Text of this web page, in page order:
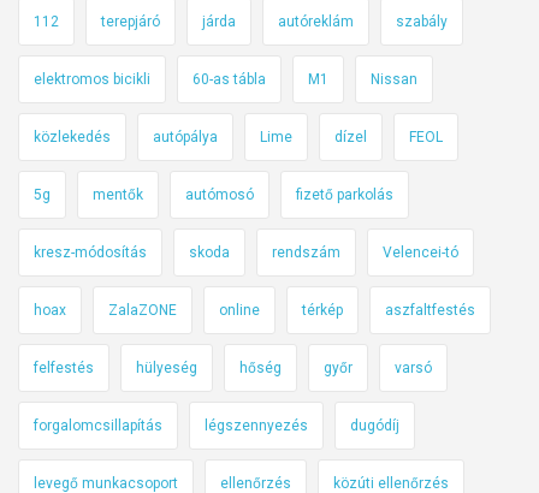
112 terepjáró járda autóreklám szabály
elektromos bicikli 60-as tábla M1 Nissan
közlekedés autópálya Lime dízel FEOL
5g mentők autómosó fizető parkolás
kresz-módosítás skoda rendszám Velencei-tó
hoax ZalaZONE online térkép aszfaltfestés
felfestés hülyeség hőség győr varsó
forgalomcsillapítás légszennyezés dugódíj
levegő munkacsoport ellenőrzés közúti ellenőrzés